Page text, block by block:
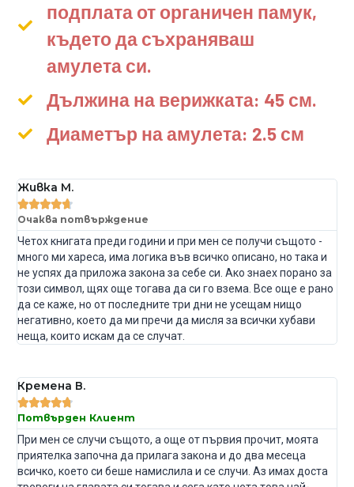
подплата от органичен памук,
където да съхраняваш
амулета си.
Дължина на верижката: 45 см.
Диаметър на амулета: 2.5 см
Живка М.

Очаква потвърждение
Четох книгата преди години и при мен се получи същото -
много ми хареса, има логика във всичко описано, но така и
не успях да приложа закона за себе си. Ако знаех порано за
този символ, щях още тогава да си го взема. Все още е рано
да се каже, но от последните три дни не усещам нищо
негативно, което да ми пречи да мисля за всички хубави
неща, които искам да се случат.
Кремена В.

Потвърден Клиент
При мен се случи същото, а още от първия прочит, моята
приятелка започна да прилага закона и до два месеца
всичко, което си беше намислила и се случи. Аз имах доста